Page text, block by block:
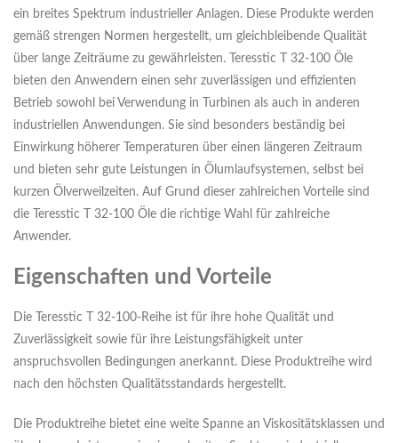
ein breites Spektrum industrieller Anlagen. Diese Produkte werden
gemäß strengen Normen hergestellt, um gleichbleibende Qualität
über lange Zeiträume zu gewährleisten. Teresstic T 32-100 Öle
bieten den Anwendern einen sehr zuverlässigen und effizienten
Betrieb sowohl bei Verwendung in Turbinen als auch in anderen
industriellen Anwendungen. Sie sind besonders beständig bei
Einwirkung höherer Temperaturen über einen längeren Zeitraum
und bieten sehr gute Leistungen in Ölumlaufsystemen, selbst bei
kurzen Ölverweilzeiten. Auf Grund dieser zahlreichen Vorteile sind
die Teresstic T 32-100 Öle die richtige Wahl für zahlreiche
Anwender.
Eigenschaften und Vorteile
Die Teresstic T 32-100-Reihe ist für ihre hohe Qualität und
Zuverlässigkeit sowie für ihre Leistungsfähigkeit unter
anspruchsvollen Bedingungen anerkannt. Diese Produktreihe wird
nach den höchsten Qualitätsstandards hergestellt.
Die Produktreihe bietet eine weite Spanne an Viskositätsklassen und